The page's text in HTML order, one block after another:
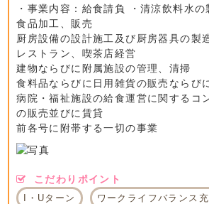
・事業内容：給食請負 ・清涼飲料水の
食品加工、販売
厨房設備の設計施工及び厨房器具の製
レストラン、喫茶店経営
建物ならびに附属施設の管理、清掃
食料品ならびに日用雑貨の販売ならび
病院・福祉施設の給食運営に関するコ
の販売並びに賃貸
前各号に附帯する一切の事業
こだわりポイント
I・Uターン ワークライフバランス